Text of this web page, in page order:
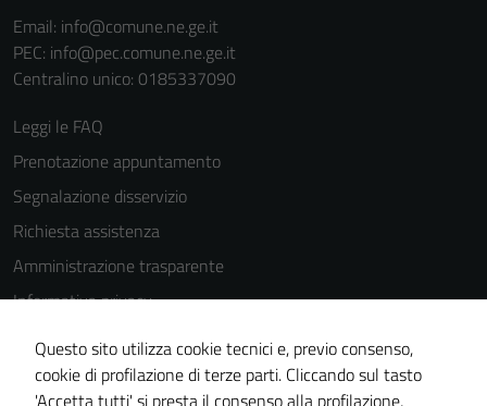
Email: info@comune.ne.ge.it
PEC: info@pec.comune.ne.ge.it
Centralino unico: 0185337090
Leggi le FAQ
Prenotazione appuntamento
Segnalazione disservizio
Richiesta assistenza
Amministrazione trasparente
Informativa privacy
Cookie Policy
Note legali
Questo sito utilizza cookie tecnici e, previo consenso,
cookie di profilazione di terze parti. Cliccando sul tasto
'Accetta tutti' si presta il consenso alla profilazione,